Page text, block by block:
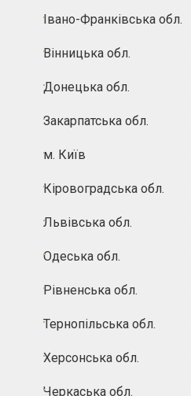
Івано-Франківська обл.
Вінницька обл.
Донецька обл.
Закарпатська обл.
м. Київ
Кіровоградська обл.
Львівська обл.
Одеська обл.
Рівненська обл.
Тернопільська обл.
Херсонська обл.
Черкаська обл.